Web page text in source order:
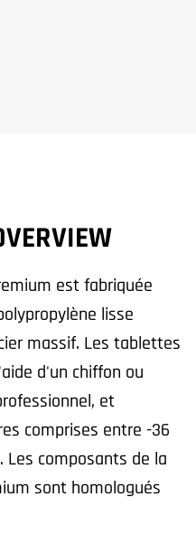
est fabriquée
lisse
massif. Les tablettes
d'un chiffon ou
et
comprises entre -36
Les composants de la
sont homologués